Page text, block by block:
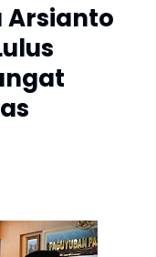
Arsianto